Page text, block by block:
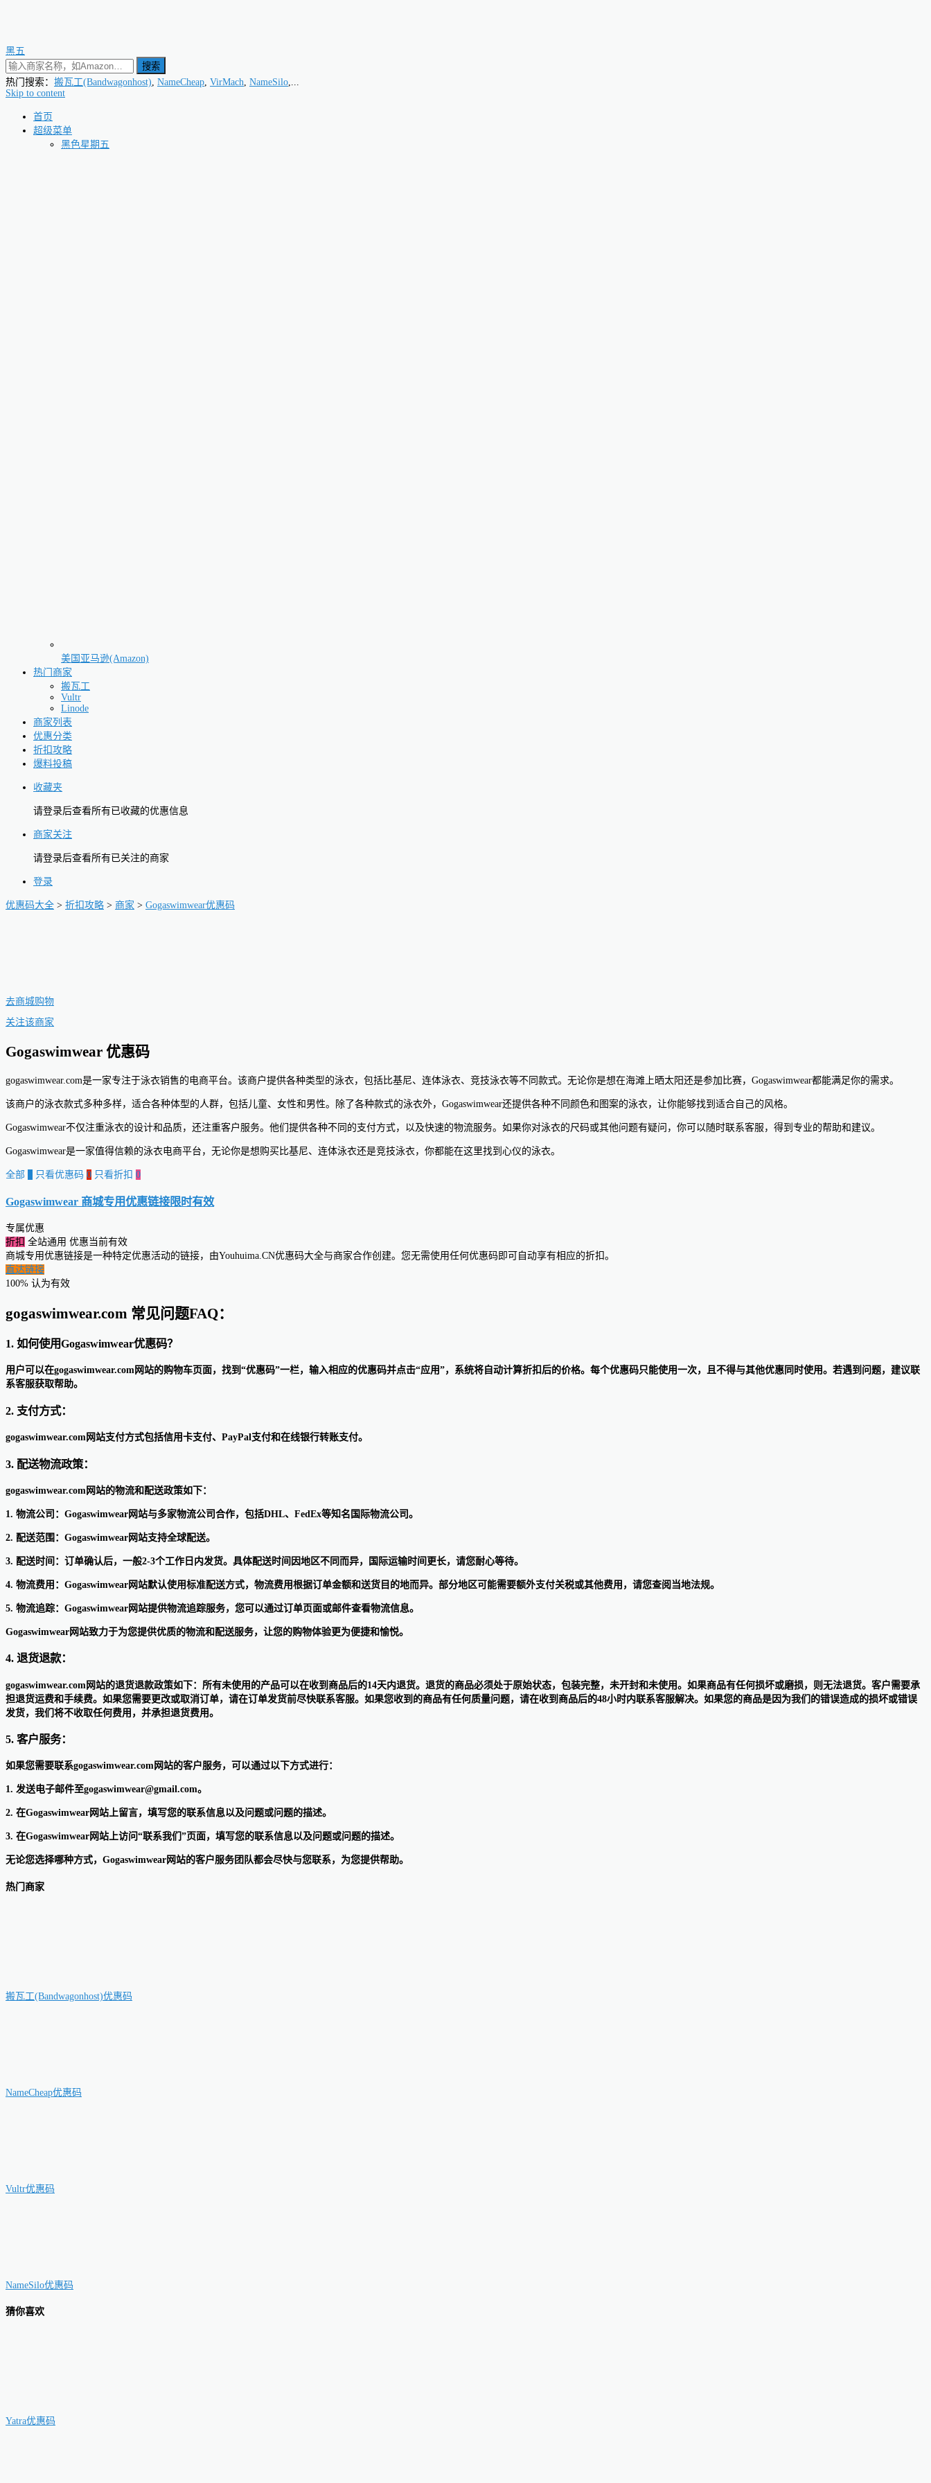
黑五
搜索
热门搜索： 搬瓦工(Bandwagonhost), NameCheap, VirMach, NameSilo,...
Skip to content
首页
超级菜单
黑色星期五
美国亚马逊(Amazon)
热门商家
搬瓦工
Vultr
Linode
商家列表
优惠分类
折扣攻略
爆料投稿
收藏夹
请登录后查看所有已收藏的优惠信息
商家关注
请登录后查看所有已关注的商家
登录
优惠码大全 > 折扣攻略 > 商家 > Gogaswimwear优惠码
去商城购物
关注该商家
Gogaswimwear 优惠码
gogaswimwear.com是一家专注于泳衣销售的电商平台。该商户提供各种类型的泳衣，包括比基尼、连体泳衣、竞技泳衣等不同款式。无论你是想在海滩上晒太阳还是参加比赛，Gogaswimwear都能满足你的需求。
该商户的泳衣款式多种多样，适合各种体型的人群，包括儿童、女性和男性。除了各种款式的泳衣外，Gogaswimwear还提供各种不同颜色和图案的泳衣，让你能够找到适合自己的风格。
Gogaswimwear不仅注重泳衣的设计和品质，还注重客户服务。他们提供各种不同的支付方式，以及快速的物流服务。如果你对泳衣的尺码或其他问题有疑问，你可以随时联系客服，得到专业的帮助和建议。
Gogaswimwear是一家值得信赖的泳衣电商平台，无论你是想购买比基尼、连体泳衣还是竞技泳衣，你都能在这里找到心仪的泳衣。
全部 只看优惠码 0 只看折扣 0
Gogaswimwear 商城专用优惠链接限时有效
专属优惠
折扣 全站通用 优惠当前有效
商城专用优惠链接是一种特定优惠活动的链接，由Youhuima.CN优惠码大全与商家合作创建。您无需使用任何优惠码即可自动享有相应的折扣。
直达链接
100% 认为有效
gogaswimwear.com 常见问题FAQ：
1. 如何使用Gogaswimwear优惠码？
用户可以在gogaswimwear.com网站的购物车页面，找到“优惠码”一栏，输入相应的优惠码并点击“应用”，系统将自动计算折扣后的价格。每个优惠码只能使用一次，且不得与其他优惠同时使用。若遇到问题，建议联
系客服获取帮助。
2. 支付方式：
gogaswimwear.com网站支付方式包括信用卡支付、PayPal支付和在线银行转账支付。
3. 配送物流政策：
gogaswimwear.com网站的物流和配送政策如下：
1. 物流公司：Gogaswimwear网站与多家物流公司合作，包括DHL、FedEx等知名国际物流公司。
2. 配送范围：Gogaswimwear网站支持全球配送。
3. 配送时间：订单确认后，一般2-3个工作日内发货。具体配送时间因地区不同而异，国际运输时间更长，请您耐心等待。
4. 物流费用：Gogaswimwear网站默认使用标准配送方式，物流费用根据订单金额和送货目的地而异。部分地区可能需要额外支付关税或其他费用，请您查阅当地法规。
5. 物流追踪：Gogaswimwear网站提供物流追踪服务，您可以通过订单页面或邮件查看物流信息。
Gogaswimwear网站致力于为您提供优质的物流和配送服务，让您的购物体验更为便捷和愉悦。
4. 退货退款：
gogaswimwear.com网站的退货退款政策如下：所有未使用的产品可以在收到商品后的14天内退货。退货的商品必须处于原始状态，包装完整，未开封和未使用。如果商品有任何损坏或磨损，则无法退货。客户需要承
担退货运费和手续费。如果您需要更改或取消订单，请在订单发货前尽快联系客服。如果您收到的商品有任何质量问题，请在收到商品后的48小时内联系客服解决。如果您的商品是因为我们的错误造成的损坏或错误
发货，我们将不收取任何费用，并承担退货费用。
5. 客户服务：
如果您需要联系gogaswimwear.com网站的客户服务，可以通过以下方式进行：
1. 发送电子邮件至gogaswimwear@gmail.com。
2. 在Gogaswimwear网站上留言，填写您的联系信息以及问题或问题的描述。
3. 在Gogaswimwear网站上访问“联系我们”页面，填写您的联系信息以及问题或问题的描述。
无论您选择哪种方式，Gogaswimwear网站的客户服务团队都会尽快与您联系，为您提供帮助。
热门商家
搬瓦工(Bandwagonhost)优惠码
NameCheap优惠码
Vultr优惠码
NameSilo优惠码
猜你喜欢
Yatra优惠码